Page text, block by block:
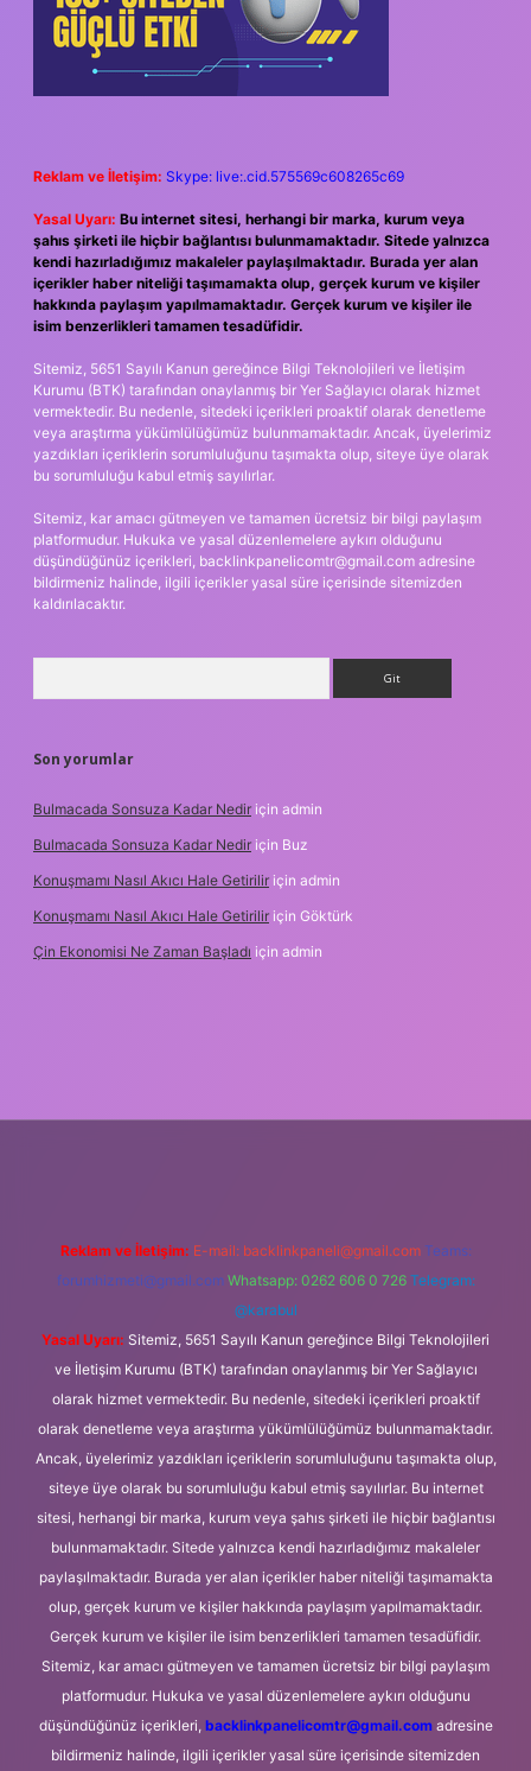
Reklam ve İletişim: Skype: live:.cid.575569c608265c69
Yasal Uyarı: Bu internet sitesi, herhangi bir marka, kurum veya
şahıs şirketi ile hiçbir bağlantısı bulunmamaktadır. Sitede yalnızca
kendi hazırladığımız makaleler paylaşılmaktadır. Burada yer alan
içerikler haber niteliği taşımamakta olup, gerçek kurum ve kişiler
hakkında paylaşım yapılmamaktadır. Gerçek kurum ve kişiler ile
isim benzerlikleri tamamen tesadüfidir.
Sitemiz, 5651 Sayılı Kanun gereğince Bilgi Teknolojileri ve İletişim
Kurumu (BTK) tarafından onaylanmış bir Yer Sağlayıcı olarak hizmet
vermektedir. Bu nedenle, sitedeki içerikleri proaktif olarak denetleme
veya araştırma yükümlülüğümüz bulunmamaktadır. Ancak, üyelerimiz
yazdıkları içeriklerin sorumluluğunu taşımakta olup, siteye üye olarak
bu sorumluluğu kabul etmiş sayılırlar.
Sitemiz, kar amacı gütmeyen ve tamamen ücretsiz bir bilgi paylaşım
platformudur. Hukuka ve yasal düzenlemelere aykırı olduğunu
düşündüğünüz içerikleri, backlinkpanelicomtr@gmail.com adresine
bildirmeniz halinde, ilgili içerikler yasal süre içerisinde sitemizden
kaldırılacaktır.
Son yorumlar
Bulmacada Sonsuza Kadar Nedir için admin
Bulmacada Sonsuza Kadar Nedir için Buz
Konuşmamı Nasıl Akıcı Hale Getirilir için admin
Konuşmamı Nasıl Akıcı Hale Getirilir için Göktürk
Çin Ekonomisi Ne Zaman Başladı için admin
Reklam ve İletişim: E-mail: backlinkpaneli@gmail.com Teams:
forumhizmeti@gmail.com Whatsapp: 0262 606 0 726 Telegram:
@karabul
Yasal Uyarı: Sitemiz, 5651 Sayılı Kanun gereğince Bilgi Teknolojileri
ve İletişim Kurumu (BTK) tarafından onaylanmış bir Yer Sağlayıcı
olarak hizmet vermektedir. Bu nedenle, sitedeki içerikleri proaktif
olarak denetleme veya araştırma yükümlülüğümüz bulunmamaktadır.
Ancak, üyelerimiz yazdıkları içeriklerin sorumluluğunu taşımakta olup,
siteye üye olarak bu sorumluluğu kabul etmiş sayılırlar. Bu internet
sitesi, herhangi bir marka, kurum veya şahıs şirketi ile hiçbir bağlantısı
bulunmamaktadır. Sitede yalnızca kendi hazırladığımız makaleler
paylaşılmaktadır. Burada yer alan içerikler haber niteliği taşımamakta
olup, gerçek kurum ve kişiler hakkında paylaşım yapılmamaktadır.
Gerçek kurum ve kişiler ile isim benzerlikleri tamamen tesadüfidir.
Sitemiz, kar amacı gütmeyen ve tamamen ücretsiz bir bilgi paylaşım
platformudur. Hukuka ve yasal düzenlemelere aykırı olduğunu
düşündüğünüz içerikleri, backlinkpanelicomtr@gmail.comadresine
bildirmeniz halinde, ilgili içerikler yasal süre içerisinde sitemizden